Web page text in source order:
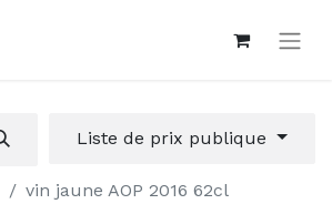
Liste de prix publique
vin jaune AOP 2016 62cl